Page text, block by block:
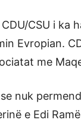
CSU i ka
Evropian.
me
nuk
e Edi